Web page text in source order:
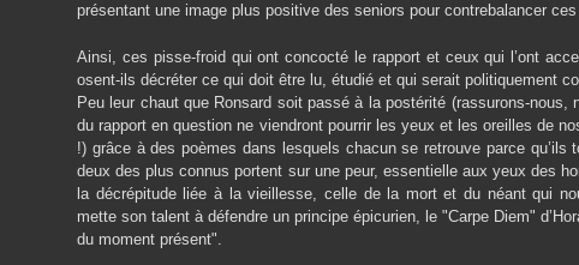
présentant une image plus positive des seniors pour contrebalancer
Ainsi, ces pisse-froid qui ont concocté le rapport et ceux qui l’ont
osent-ils décréter ce qui doit être lu, étudié et qui serait politiquement
Peu leur chaut que Ronsard soit passé à la postérité (rassurons-
du rapport en question ne viendront pourrir les yeux et les oreilles de
!) grâce à des poèmes dans lesquels chacun se retrouve parce qu’ils
deux des plus connus portent sur une peur, essentielle aux yeux des
la décrépitude liée à la vieillesse, celle de la mort et du néant qui
mette son talent à défendre un principe épicurien, le "Carpe Diem"
du moment présent".